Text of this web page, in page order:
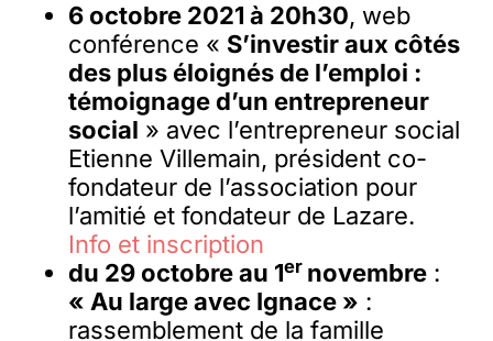
6 octobre 2021 à 20h30, web
conférence « S’investir aux côtés
des plus éloignés de l’emploi :
témoignage d’un entrepreneur
social » avec l’entrepreneur social
Etienne Villemain, président co-
fondateur de l’association pour
l’amitié et fondateur de Lazare.
Info et inscription
du 29 octobre au 1er novembre:
« Au large avec Ignace » :
rassemblement de la famille